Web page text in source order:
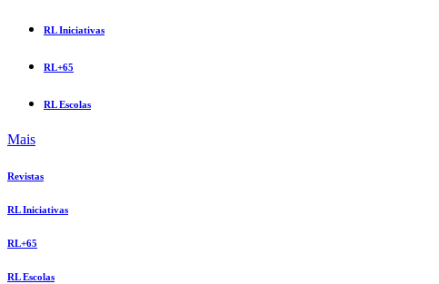
RL Iniciativas
RL+65
RL Escolas
Mais
Revistas
RL Iniciativas
RL+65
RL Escolas